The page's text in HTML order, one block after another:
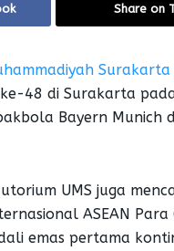
Share on
Surakarta
48 di Surakarta
Bayern Munich
UMS juga
ASEAN Para
emas pertama